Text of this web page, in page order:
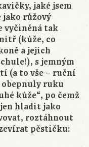
jaké jsem
růžový
vyčiněná tak
(kůže, co
a jejich
s jemným
(a to vše – ruční
obepnuly ruku
kůže“, po čemž
hladit jako
roztáhnout
pěstičku: